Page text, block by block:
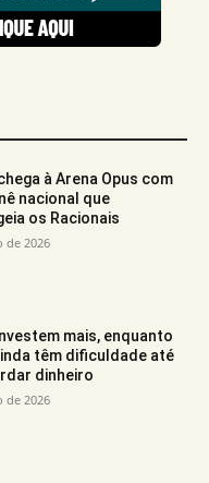
à Arena Opus com
nacional que
os Racionais
de 2026
mais, enquanto
têm dificuldade até
dinheiro
de 2026